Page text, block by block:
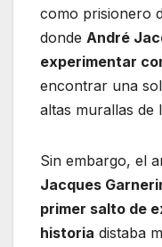
como prisionero
donde André
experimentar
encontrar una
altas murallas de
Sin embargo, el
Jacques
primer salto de
historia distaba